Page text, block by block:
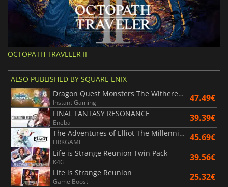
OCTOPATH TRAVELER II
ALSO PUBLISHED BY SQUARE ENIX
Dragon Quest Monsters The Withered World
Instant Gaming 47.49€
FINAL FANTASY RESONANCE
Eneba 39.39€
The Adventures of Elliot The Millennium Tales
HRKGAME 45.69€
Life is Strange Reunion Twin Pack
K4G 39.56€
Life is Strange Reunion
Game Boost 25.32€